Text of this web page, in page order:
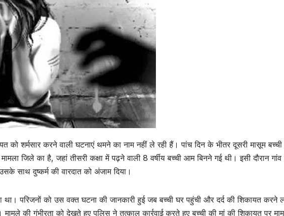
को शर्मसार करने वाली घटनाएं थमने का नाम नहीं ले रही हैं। पांच दिन के भीतर दूसरी मासूम बच्ची
जिले का है, जहां तीसरी कक्षा में पढ़ने वाली 8 वर्षीय बच्ची आम बिनने गई थी। इसी दौरान
साथ दुष्कर्म की वारदात को अंजाम दिया।
था। परिजनों को उस वक्त घटना की जानकारी हुई जब बच्ची घर पहुंची और दर्द की शिकायत करने
की गंभीरता को देखते हुए पुलिस ने तत्काल कार्रवाई करते हुए बच्ची की मां की शिकायत पर